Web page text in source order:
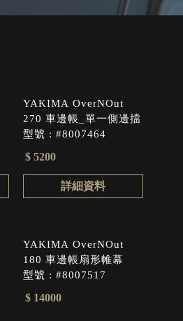
YAKIMA OverNOut
270 車邊帳_單一側邊擋
型號 : #8007464
$ 5200
詳細資料
YAKIMA OverNOut
180 車邊帳扇形帷幕
型號 : #8007517
$ 14000